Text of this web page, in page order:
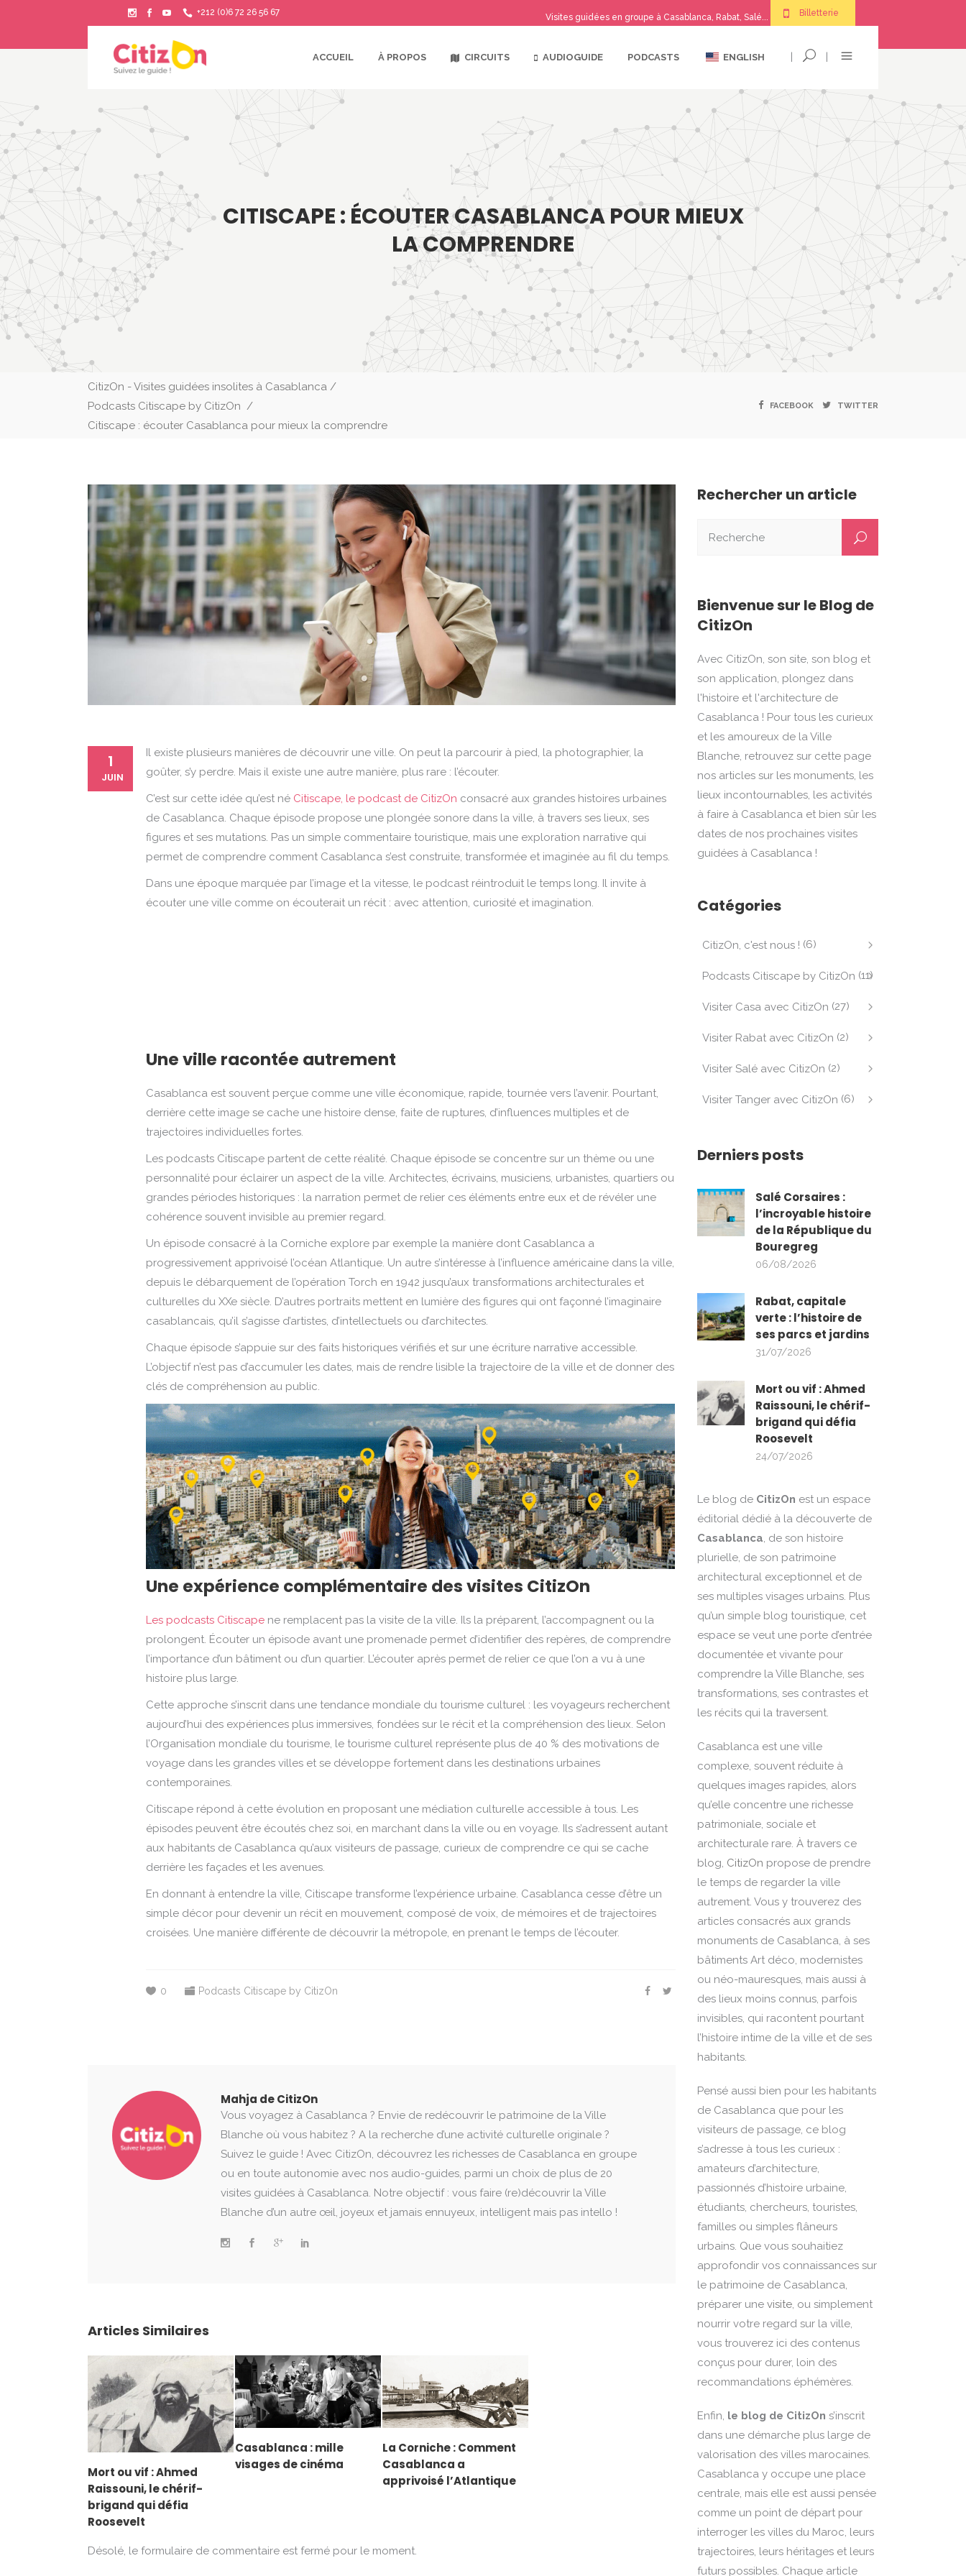
+212 (0)6 72 26 56 67 Visites guidées en groupe à Casablanca, Rabat, Salé... Billetterie
ACCUEIL À PROPOS CIRCUITS AUDIOGUIDE PODCASTS ENGLISH | |
CITISCAPE : ÉCOUTER CASABLANCA POUR MIEUX
LA COMPRENDRE
CitizOn - Visites guidées insolites à Casablanca /
Podcasts Citiscape by CitizOn /
Citiscape : écouter Casablanca pour mieux la comprendre
FACEBOOK TWITTER
1
JUIN
Il existe plusieurs manières de découvrir une ville. On peut la parcourir à pied, la photographier, la
goûter, s’y perdre. Mais il existe une autre manière, plus rare : l’écouter.
C’est sur cette idée qu’est né Citiscape, le podcast de CitizOn consacré aux grandes histoires urbaines
de Casablanca. Chaque épisode propose une plongée sonore dans la ville, à travers ses lieux, ses
figures et ses mutations. Pas un simple commentaire touristique, mais une exploration narrative qui
permet de comprendre comment Casablanca s’est construite, transformée et imaginée au fil du temps.
Dans une époque marquée par l’image et la vitesse, le podcast réintroduit le temps long. Il invite à
écouter une ville comme on écouterait un récit : avec attention, curiosité et imagination.
Une ville racontée autrement
Casablanca est souvent perçue comme une ville économique, rapide, tournée vers l’avenir. Pourtant,
derrière cette image se cache une histoire dense, faite de ruptures, d’influences multiples et de
trajectoires individuelles fortes.
Les podcasts Citiscape partent de cette réalité. Chaque épisode se concentre sur un thème ou une
personnalité pour éclairer un aspect de la ville. Architectes, écrivains, musiciens, urbanistes, quartiers ou
grandes périodes historiques : la narration permet de relier ces éléments entre eux et de révéler une
cohérence souvent invisible au premier regard.
Un épisode consacré à la Corniche explore par exemple la manière dont Casablanca a
progressivement apprivoisé l’océan Atlantique. Un autre s’intéresse à l’influence américaine dans la ville,
depuis le débarquement de l’opération Torch en 1942 jusqu’aux transformations architecturales et
culturelles du XXe siècle. D’autres portraits mettent en lumière des figures qui ont façonné l’imaginaire
casablancais, qu’il s’agisse d’artistes, d’intellectuels ou d’architectes.
Chaque épisode s’appuie sur des faits historiques vérifiés et sur une écriture narrative accessible.
L’objectif n’est pas d’accumuler les dates, mais de rendre lisible la trajectoire de la ville et de donner des
clés de compréhension au public.
Une expérience complémentaire des visites CitizOn
Les podcasts Citiscape ne remplacent pas la visite de la ville. Ils la préparent, l’accompagnent ou la
prolongent. Écouter un épisode avant une promenade permet d’identifier des repères, de comprendre
l’importance d’un bâtiment ou d’un quartier. L’écouter après permet de relier ce que l’on a vu à une
histoire plus large.
Cette approche s’inscrit dans une tendance mondiale du tourisme culturel : les voyageurs recherchent
aujourd’hui des expériences plus immersives, fondées sur le récit et la compréhension des lieux. Selon
l’Organisation mondiale du tourisme, le tourisme culturel représente plus de 40 % des motivations de
voyage dans les grandes villes et se développe fortement dans les destinations urbaines
contemporaines.
Citiscape répond à cette évolution en proposant une médiation culturelle accessible à tous. Les
épisodes peuvent être écoutés chez soi, en marchant dans la ville ou en voyage. Ils s’adressent autant
aux habitants de Casablanca qu’aux visiteurs de passage, curieux de comprendre ce qui se cache
derrière les façades et les avenues.
En donnant à entendre la ville, Citiscape transforme l’expérience urbaine. Casablanca cesse d’être un
simple décor pour devenir un récit en mouvement, composé de voix, de mémoires et de trajectoires
croisées. Une manière différente de découvrir la métropole, en prenant le temps de l’écouter.
0 Podcasts Citiscape by CitizOn
Mahja de CitizOn
Vous voyagez à Casablanca ? Envie de redécouvrir le patrimoine de la Ville
Blanche où vous habitez ? A la recherche d’une activité culturelle originale ?
Suivez le guide ! Avec CitizOn, découvrez les richesses de Casablanca en groupe
ou en toute autonomie avec nos audio-guides, parmi un choix de plus de 20
visites guidées à Casablanca. Notre objectif : vous faire (re)découvrir la Ville
Blanche d’un autre œil, joyeux et jamais ennuyeux, intelligent mais pas intello !
Articles Similaires
Mort ou vif : Ahmed
Raissouni, le chérif-
brigand qui défia
Roosevelt
Casablanca : mille
visages de cinéma
La Corniche : Comment
Casablanca a
apprivoisé l’Atlantique
Désolé, le formulaire de commentaire est fermé pour le moment.
Rechercher un article
Bienvenue sur le Blog de
CitizOn
Avec CitizOn, son site, son blog et
son application, plongez dans
l'histoire et l'architecture de
Casablanca ! Pour tous les curieux
et les amoureux de la Ville
Blanche, retrouvez sur cette page
nos articles sur les monuments, les
lieux incontournables, les activités
à faire à Casablanca et bien sûr les
dates de nos prochaines visites
guidées à Casablanca !
Catégories
CitizOn, c'est nous ! (6)
Podcasts Citiscape by CitizOn (11)
Visiter Casa avec CitizOn (27)
Visiter Rabat avec CitizOn (2)
Visiter Salé avec CitizOn (2)
Visiter Tanger avec CitizOn (6)
Derniers posts
Salé Corsaires :
l’incroyable histoire
de la République du
Bouregreg
06/08/2026
Rabat, capitale
verte : l’histoire de
ses parcs et jardins
31/07/2026
Mort ou vif : Ahmed
Raissouni, le chérif-
brigand qui défia
Roosevelt
24/07/2026
Le blog de CitizOn est un espace
éditorial dédié à la découverte de
Casablanca, de son histoire
plurielle, de son patrimoine
architectural exceptionnel et de
ses multiples visages urbains. Plus
qu’un simple blog touristique, cet
espace se veut une porte d’entrée
documentée et vivante pour
comprendre la Ville Blanche, ses
transformations, ses contrastes et
les récits qui la traversent.
Casablanca est une ville
complexe, souvent réduite à
quelques images rapides, alors
qu’elle concentre une richesse
patrimoniale, sociale et
architecturale rare. À travers ce
blog, CitizOn propose de prendre
le temps de regarder la ville
autrement. Vous y trouverez des
articles consacrés aux grands
monuments de Casablanca, à ses
bâtiments Art déco, modernistes
ou néo-mauresques, mais aussi à
des lieux moins connus, parfois
invisibles, qui racontent pourtant
l’histoire intime de la ville et de ses
habitants.
Pensé aussi bien pour les habitants
de Casablanca que pour les
visiteurs de passage, ce blog
s’adresse à tous les curieux :
amateurs d’architecture,
passionnés d’histoire urbaine,
étudiants, chercheurs, touristes,
familles ou simples flâneurs
urbains. Que vous souhaitiez
approfondir vos connaissances sur
le patrimoine de Casablanca,
préparer une visite, ou simplement
nourrir votre regard sur la ville,
vous trouverez ici des contenus
conçus pour durer, loin des
recommandations éphémères.
Enfin, le blog de CitizOn s’inscrit
dans une démarche plus large de
valorisation des villes marocaines.
Casablanca y occupe une place
centrale, mais elle est aussi pensée
comme un point de départ pour
interroger les villes du Maroc, leurs
trajectoires, leurs héritages et leurs
futurs possibles. Chaque article